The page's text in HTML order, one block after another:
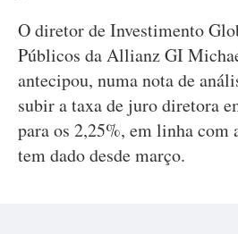
O diretor de Investimento
Públicos da Allianz GI
antecipou, numa nota de
subir a taxa de juro diretora
para os 2,25%, em linha com
tem dado desde março.